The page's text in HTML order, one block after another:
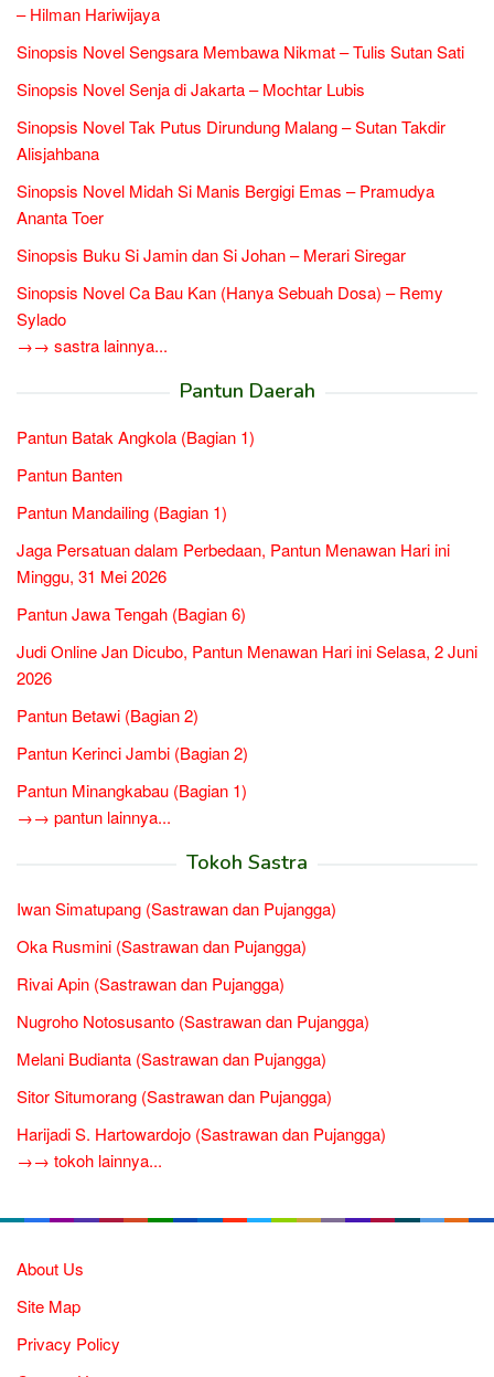
– Hilman Hariwijaya
Sinopsis Novel Sengsara Membawa Nikmat – Tulis Sutan Sati
Sinopsis Novel Senja di Jakarta – Mochtar Lubis
Sinopsis Novel Tak Putus Dirundung Malang – Sutan Takdir
Alisjahbana
Sinopsis Novel Midah Si Manis Bergigi Emas – Pramudya
Ananta Toer
Sinopsis Buku Si Jamin dan Si Johan – Merari Siregar
Sinopsis Novel Ca Bau Kan (Hanya Sebuah Dosa) – Remy
Sylado
→→ sastra lainnya...
Pantun Daerah
Pantun Batak Angkola (Bagian 1)
Pantun Banten
Pantun Mandailing (Bagian 1)
Jaga Persatuan dalam Perbedaan, Pantun Menawan Hari ini
Minggu, 31 Mei 2026
Pantun Jawa Tengah (Bagian 6)
Judi Online Jan Dicubo, Pantun Menawan Hari ini Selasa, 2 Juni
2026
Pantun Betawi (Bagian 2)
Pantun Kerinci Jambi (Bagian 2)
Pantun Minangkabau (Bagian 1)
→→ pantun lainnya...
Tokoh Sastra
Iwan Simatupang (Sastrawan dan Pujangga)
Oka Rusmini (Sastrawan dan Pujangga)
Rivai Apin (Sastrawan dan Pujangga)
Nugroho Notosusanto (Sastrawan dan Pujangga)
Melani Budianta (Sastrawan dan Pujangga)
Sitor Situmorang (Sastrawan dan Pujangga)
Harijadi S. Hartowardojo (Sastrawan dan Pujangga)
→→ tokoh lainnya...
About Us
Site Map
Privacy Policy